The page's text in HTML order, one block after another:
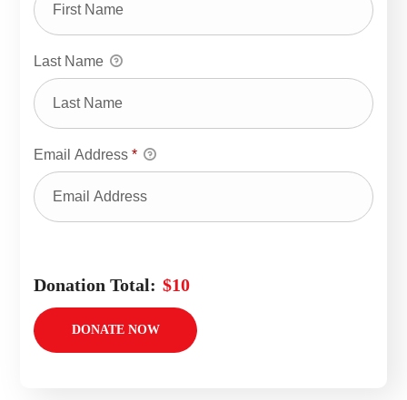
Last Name
Email Address*
Donation Total: $10